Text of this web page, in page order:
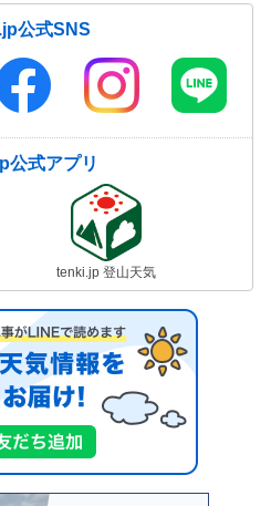
公式SNS
公式アプリ
tenki.jp 登山天気